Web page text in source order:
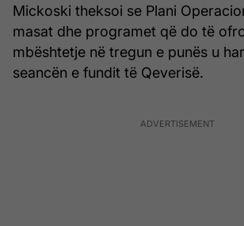
Mickoski theksoi se Plani
masat dhe programet që do të
mbështetje në tregun e punës u
seancën e fundit të Qeverisë.